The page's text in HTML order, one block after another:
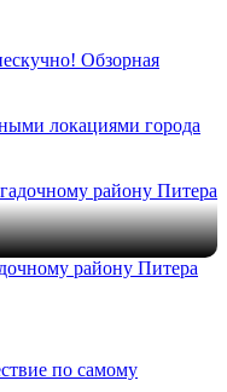
локациями города
району Питера